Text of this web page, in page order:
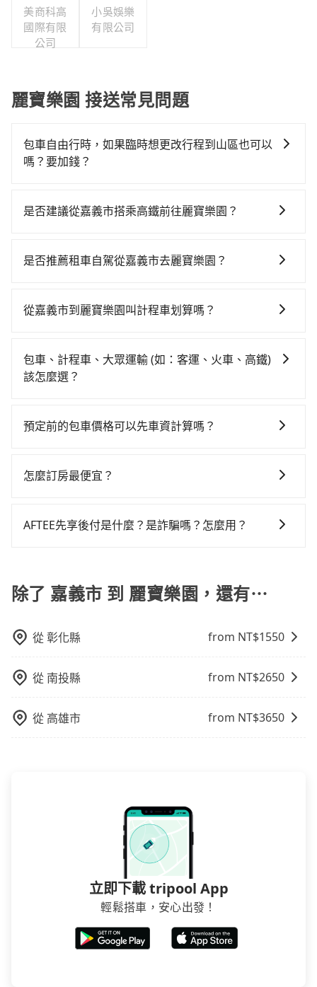
美商科高
國際有限
公司
小吳娛樂
有限公司
麗寶樂園 接送常見問題
包車自由行時，如果臨時想更改行程到山區也可以
嗎？要加錢？
旅步可能會根據行經的路線是否超過海拔1500公尺來進
我們會透過Email的方式向您說明收費細節，讓您能更放
是否建議從嘉義市搭乘高鐵前往麗寶樂園？
時、轉車麻煩！從最早06:21一直到23:27，嘉義-台中一
25分鐘。抵達高鐵站後，步行進站、現場購票並於月台
10分鐘出站、等待車站前排班的計程車，搭上小黃後約
花40分鐘、車費900元後，抵達麗寶樂園 (台中市后里區)
使用tripool並到府專車接送，則每人平均花費約730
鐘在轉乘與等車上，現在還不馬上來預約tripool！如果
是否推薦租車自駕從嘉義市去麗寶樂園？
時不需要閉目養神（因為要自己開車），最重要的是你
$115~205承租小轎車，每公里再額外加收$3.2，從嘉義
市（西區）到麗寶樂園的花費預估為$1,550~2,050（金
用預估進去，但額外的汽車保險與可能的罰單都需自
數超過四位，更是沒有較大的七人座或九人座可供選
修理，每一次租車都好像在開樂透一樣。另外，偶爾也
雖然路邊隨租隨還看似方便，但實際使用時還是有其區
距離，在遇到下雨天或者載行李時，就顯得非常不便。
從嘉義市到麗寶樂園叫計程車划算嗎？
灣大車隊，如果在路邊攔不到車，也可考慮打電話至附
近的計程車隊，如大嘉義高鐵車隊、台灣嘉義大車隊、
達$600。綜合以上，無論在價格或服務品質上，tripool
包車、計程車、大眾運輸 (如：客運、火車、高鐵)
該怎麼選？
擇： 預算：不同交通工具價格不同，可先確定您的預
比較寬鬆且不介意耗時轉乘可選大眾運輸或較貴的計程
車。 時間：需在特定時間到達目的地可選包車或計程
預定前的包車價格可以先車資計算嗎？
無隱藏費用，讓您可以隨時掌握交通開支。
怎麼訂房最便宜？
OTA (online travel agent) 來完成，除了可以快速依據
饋或未來換取免費的住房。台灣人常用的線上訂房平台
有Booking.com、Agoda.com、Hotels.com、
完後預定就完成，事先不用電話確認空房，事後也不用
或規模較小的飯店，有可能再多平台同時上架而發生超
在預定時要不選擇評分高、評論多的飯店，不然就是還
要再人工電話與飯店確認。預訂民宿方面，如不怕麻
AFTEE先享後付是什麼？是詐騙嗎？怎麼用？
碼即可完成即時的信用審查，費用還可於訂單成立後的
14天內前往便利商店或ATM繳費即可。
除了 嘉義市 到 麗寶樂園，還有⋯
從彰化縣 from NT$1550
從 南投縣 from NT$2650
從 高雄市 from NT$3650
立即下載 tripool App
輕鬆搭車，安心出發！